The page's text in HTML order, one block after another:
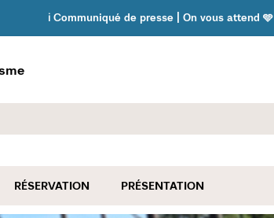
ℹ️ Communiqué de presse | On vous attend 🩵
RÉSERVATION PRÉSENTATION